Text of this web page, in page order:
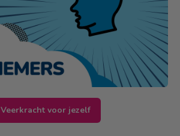
Veerkracht voor jezelf